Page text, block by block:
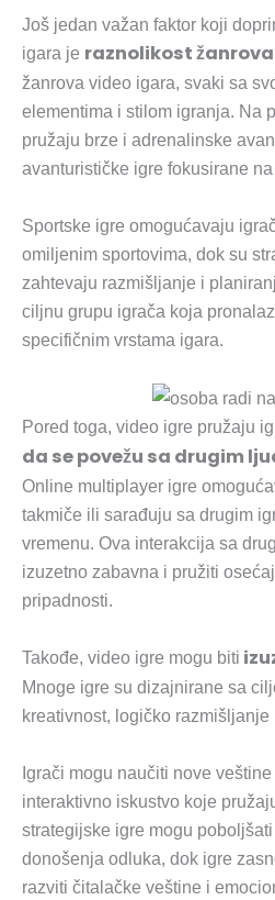
Još jedan važan faktor koji
igara je raznolikost žanrova
žanrova video igara, svaki sa
elementima i stilom igranja. Na
pružaju brze i adrenalinske
avanturističke igre fokusirane
Sportske igre omogućavaju
omiljenim sportovima, dok su
zahtevaju razmišljanje i
ciljnu grupu igrača koja
specifičnim vrstama igara.
Pored toga, video igre pružaju
da se povežu sa drugim
Online multiplayer igre
takmiče ili sarađuju sa drugim
vremenu. Ova interakcija sa
izuzetno zabavna i pružiti
pripadnosti.
Takođe, video igre mogu biti
Mnoge igre su dizajnirane sa
kreativnost, logičko
Igrači mogu naučiti nove
interaktivno iskustvo koje
strategijske igre mogu
donošenja odluka, dok igre
razviti čitalačke veštine i